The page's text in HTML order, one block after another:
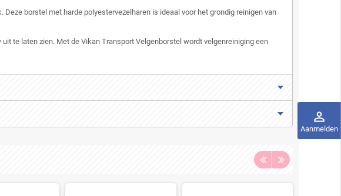
perm_identity
Aanmelden
borstel met harde polyestervezelharen is ideaal voor het grondig reinigen van
te laten zien. Met de Vikan Transport Velgenborstel wordt velgenreiniging een